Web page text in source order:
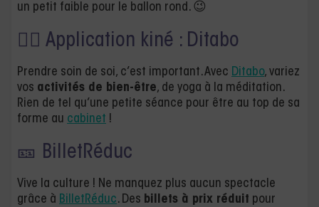
un petit faible pour le ballon rond. 😉
🧘‍♂️ Application kiné : Ditabo
Prendre soin de soi, c’est important. Avec Ditabo, variez
vos activités de bien-être, de yoga à la méditation.
Rien de tel qu’une petite séance pour être au top de sa
forme au cabinet !
🎫 BilletRéduc
Vive la culture ! Ne manquez plus aucun spectacle
grâce à BilletRéduc. Des billets à prix réduit pour